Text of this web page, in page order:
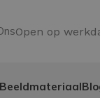
Open op
Beeldmateriaal